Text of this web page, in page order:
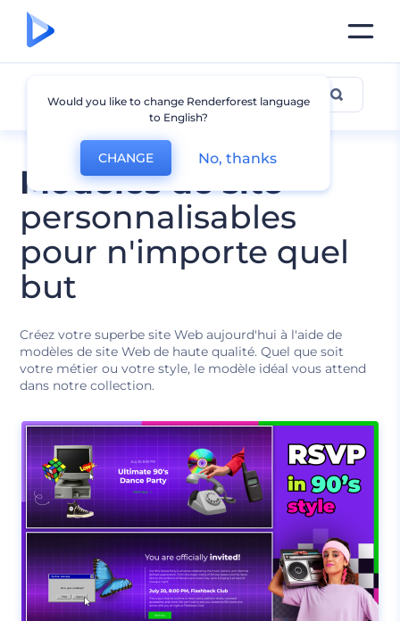
Modèles de site
personnalisables
pour n'importe quel
but
Créez votre superbe site Web aujourd'hui à l'aide de
modèles de site Web de haute qualité. Quel que soit
votre métier ou votre style, le modèle idéal vous attend
dans notre collection.
Tous les Modèles
Would you like to change Renderforest language
to English?
CHANGE No, thanks